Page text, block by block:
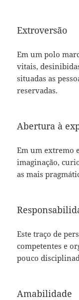
Extroversão
Em um polo
vitais,
situadas as
reservadas.
Abertura à
Em um extremo
imaginação,
as mais
Este traço de
competentes e
pouco
Amabilidade